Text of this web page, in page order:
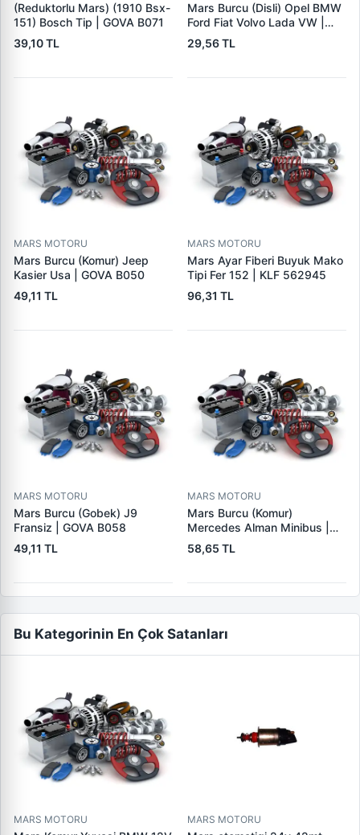
(Reduktorlu Mars) (1910 Bsx-
151) Bosch Tip | GOVA B071
39,10 TL
Mars Burcu (Disli) Opel BMW
Ford Fiat Volvo Lada VW |
GOVA B090
29,56 TL
MARS MOTORU
Mars Burcu (Komur) Jeep
Kasier Usa | GOVA B050
49,11 TL
MARS MOTORU
Mars Ayar Fiberi Buyuk Mako
Tipi Fer 152 | KLF 562945
96,31 TL
MARS MOTORU
Mars Burcu (Gobek) J9
Fransiz | GOVA B058
49,11 TL
MARS MOTORU
Mars Burcu (Komur)
Mercedes Alman Minibus |
GOVA B035
58,65 TL
Bu Kategorinin En Çok Satanları
MARS MOTORU MARS MOTORU